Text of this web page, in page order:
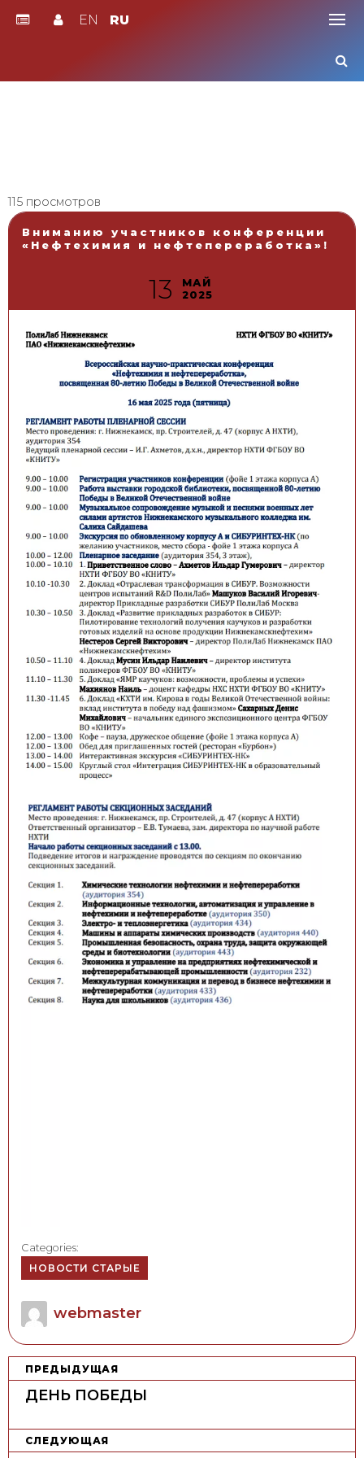
EN RU
115 просмотров
Вниманию участников конференции
«Нефтехимия и нефтепереработка»!
13
МАЙ
2025
Categories:
НОВОСТИ СТАРЫЕ
Author
webmaster
Н
и
ПРЕДЫДУЩАЯ
ДЕНЬ ПОБЕДЫ
СЛЕДУЮЩАЯ